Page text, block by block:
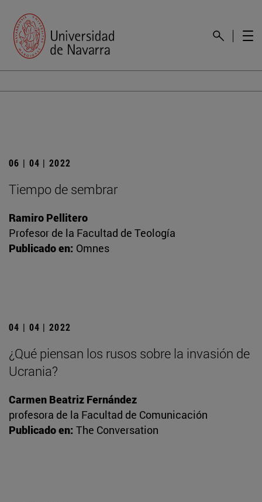
06 | 04 | 2022
Tiempo de sembrar
Ramiro Pellitero
Profesor de la Facultad de Teología
Publicado en: Omnes
04 | 04 | 2022
¿Qué piensan los rusos sobre la invasión de
Ucrania?
Carmen Beatriz Fernández
profesora de la Facultad de Comunicación
Publicado en: The Conversation